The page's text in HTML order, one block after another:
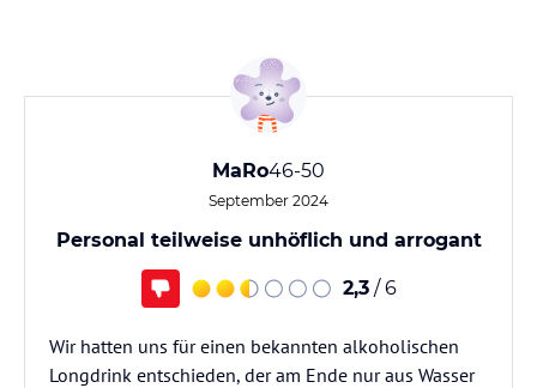
MaRo46-50
September 2024
Personal teilweise unhöflich und arrogant
2,3 / 6
Wir hatten uns für einen bekannten alkoholischen
Longdrink entschieden, der am Ende nur aus Wasser